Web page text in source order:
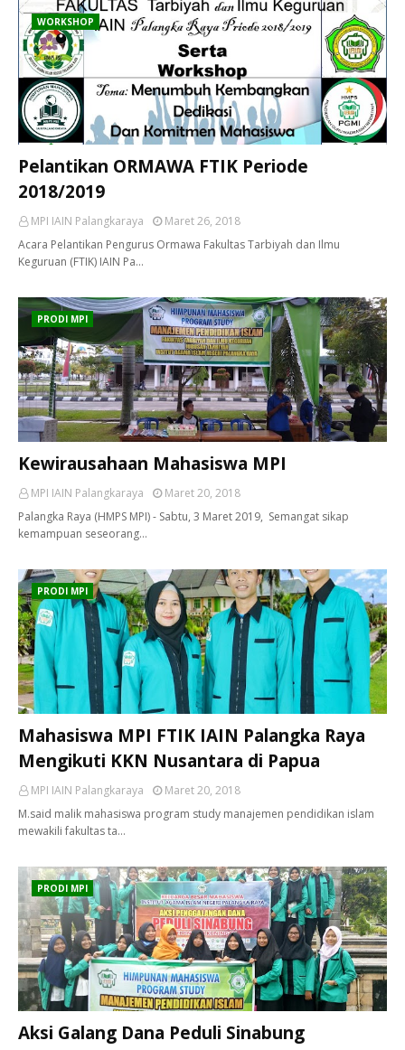
WORKSHOP
Pelantikan ORMAWA FTIK Periode
2018/2019
MPI IAIN Palangkaraya
Maret 26, 2018
Acara Pelantikan Pengurus Ormawa Fakultas Tarbiyah dan Ilmu
Keguruan (FTIK) IAIN Pa…
PRODI MPI
Kewirausahaan Mahasiswa MPI
MPI IAIN Palangkaraya
Maret 20, 2018
Palangka Raya (HMPS MPI) - Sabtu, 3 Maret 2019, Semangat sikap
kemampuan seseorang…
PRODI MPI
Mahasiswa MPI FTIK IAIN Palangka Raya
Mengikuti KKN Nusantara di Papua
MPI IAIN Palangkaraya
Maret 20, 2018
M.said malik mahasiswa program study manajemen pendidikan islam
mewakili fakultas ta…
PRODI MPI
Aksi Galang Dana Peduli Sinabung